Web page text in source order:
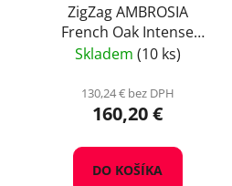
ZigZag AMBROSIA
French Oak Intense
high
Skladem (10 ks)
130,24 € bez DPH
160,20 €
DO KOŠÍKA